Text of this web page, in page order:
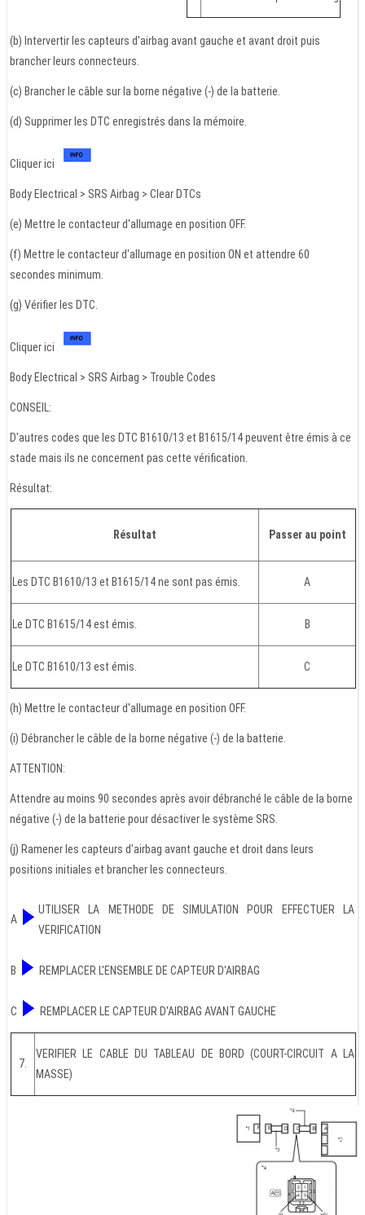
(b) Intervertir les capteurs d'airbag avant gauche et avant droit puis
brancher leurs connecteurs.
(c) Brancher le câble sur la borne négative (-) de la batterie.
(d) Supprimer les DTC enregistrés dans la mémoire.
Cliquer ici
Body Electrical > SRS Airbag > Clear DTCs
(e) Mettre le contacteur d'allumage en position OFF.
(f) Mettre le contacteur d'allumage en position ON et attendre 60
secondes minimum.
(g) Vérifier les DTC.
Cliquer ici
Body Electrical > SRS Airbag > Trouble Codes
CONSEIL:
D'autres codes que les DTC B1610/13 et B1615/14 peuvent être émis à ce
stade mais ils ne concernent pas cette vérification.
Résultat:
Résultat Passer au point
Les DTC B1610/13 et B1615/14 ne sont pas émis. A
Le DTC B1615/14 est émis. B
Le DTC B1610/13 est émis. C
(h) Mettre le contacteur d'allumage en position OFF.
(i) Débrancher le câble de la borne négative (-) de la batterie.
ATTENTION:
Attendre au moins 90 secondes après avoir débranché le câble de la borne
négative (-) de la batterie pour désactiver le système SRS.
(j) Ramener les capteurs d'airbag avant gauche et droit dans leurs
positions initiales et brancher les connecteurs.
A
UTILISER LA METHODE DE SIMULATION POUR EFFECTUER LA
VERIFICATION
B REMPLACER L'ENSEMBLE DE CAPTEUR D'AIRBAG
C REMPLACER LE CAPTEUR D'AIRBAG AVANT GAUCHE
7.
VERIFIER LE CABLE DU TABLEAU DE BORD (COURT-CIRCUIT A LA
MASSE)